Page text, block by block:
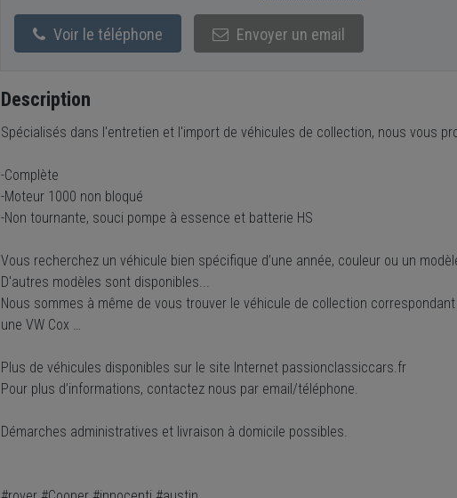
Voir le téléphone Envoyer un email
Description
Spécialisés dans l'entretien et l'import de véhicules de collection, nous vous
-Complète
-Moteur 1000 non bloqué
-Non tournante, souci pompe à essence et batterie HS
Vous recherchez un véhicule bien spécifique d’une année, couleur ou un
D'autres modèles sont disponibles...
Nous sommes à même de vous trouver le véhicule de collection
une VW Cox …
Plus de véhicules disponibles sur le site Internet passionclassiccars.fr
Pour plus d’informations, contactez nous par email/téléphone.
Démarches administratives et livraison à domicile possibles.